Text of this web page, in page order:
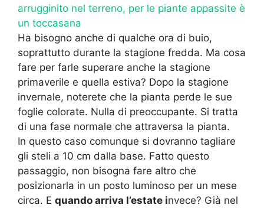
arrugginito nel terreno, per le piante appassite è
un toccasana
Ha bisogno anche di qualche ora di buio,
soprattutto durante la stagione fredda. Ma cosa
fare per farle superare anche la stagione
primaverile e quella estiva? Dopo la stagione
invernale, noterete che la pianta perde le sue
foglie colorate. Nulla di preoccupante. Si tratta
di una fase normale che attraversa la pianta.
In questo caso comunque si dovranno tagliare
gli steli a 10 cm dalla base. Fatto questo
passaggio, non bisogna fare altro che
posizionarla in un posto luminoso per un mese
circa. E quando arriva l’estate invece? Già nel